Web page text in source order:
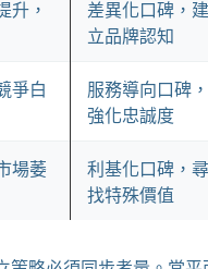
升，
差異化口碑，建
立品牌認知
爭白
服務導向口碑，
強化忠誠度
場萎
利基化口碑，尋
找特殊價值